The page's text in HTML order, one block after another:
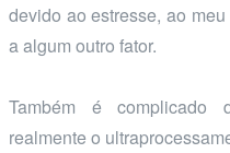
devido ao estresse, ao
a algum outro fator.
Também é complicado
realmente o